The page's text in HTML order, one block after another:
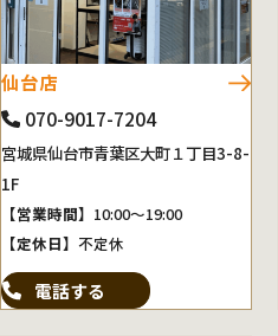
仙台店
070-9017-7204
宮城県仙台市青葉区大町１丁目3-8-
1F
【営業時間】 10:00～19:00
【定休日】 不定休
電話する